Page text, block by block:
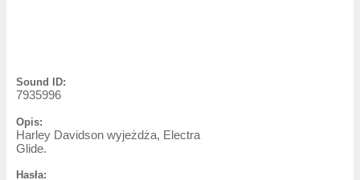
Sound ID:
7935996
Opis:
Harley Davidson wyjeżdża, Electra
Glide.
Hasła: